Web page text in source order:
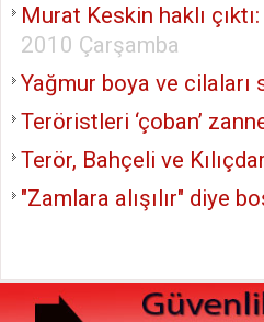
Murat Keskin haklı
2010 Çarşamba
Yağmur boya ve cilaları
Teröristleri ‘çoban’
Terör, Bahçeli ve
"Zamlara alışılır" diye